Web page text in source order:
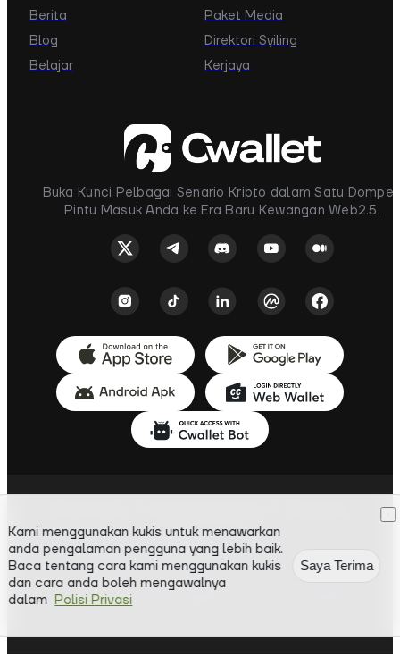
Buka Kunci Pelbagai Senario Kripto dalam Satu
Pintu Masuk Anda ke Era Baru Kewangan Web2.5.
Berita
Blog
Belajar
Paket Media
Direktori Syiling
Kerjaya
Cwallet s.r.o.
Dunajská 66, Bratislava, 811 08, Slovakia
Hak Cipta ©2018-
Kami menggunakan kukis untuk menawarkan
anda pengalaman pengguna yang lebih baik.
Baca tentang cara kami menggunakan kukis
dan cara anda boleh mengawalnya
dalam Polisi Privasi
Saya Terima